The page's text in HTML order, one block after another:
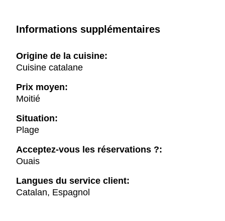
Informations supplémentaires
Origine de la cuisine:
Cuisine catalane
Prix moyen:
Moitié
Situation:
Plage
Acceptez-vous les réservations ?:
Ouais
Langues du service client:
Catalan, Espagnol